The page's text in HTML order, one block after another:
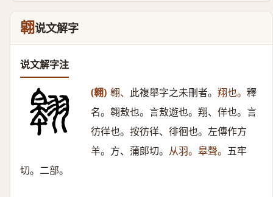
翶说文解字
说文解字注
(翱) 翱、 此複舉字之未刪者。 翔也。 釋
名。翱敖也。言敖遊也。翔、佯也。言
彷徉也。按彷徉、徘徊也。左傳作方
羊。方、蒲郞切。 从羽。皋聲。 五牢
切。二部。